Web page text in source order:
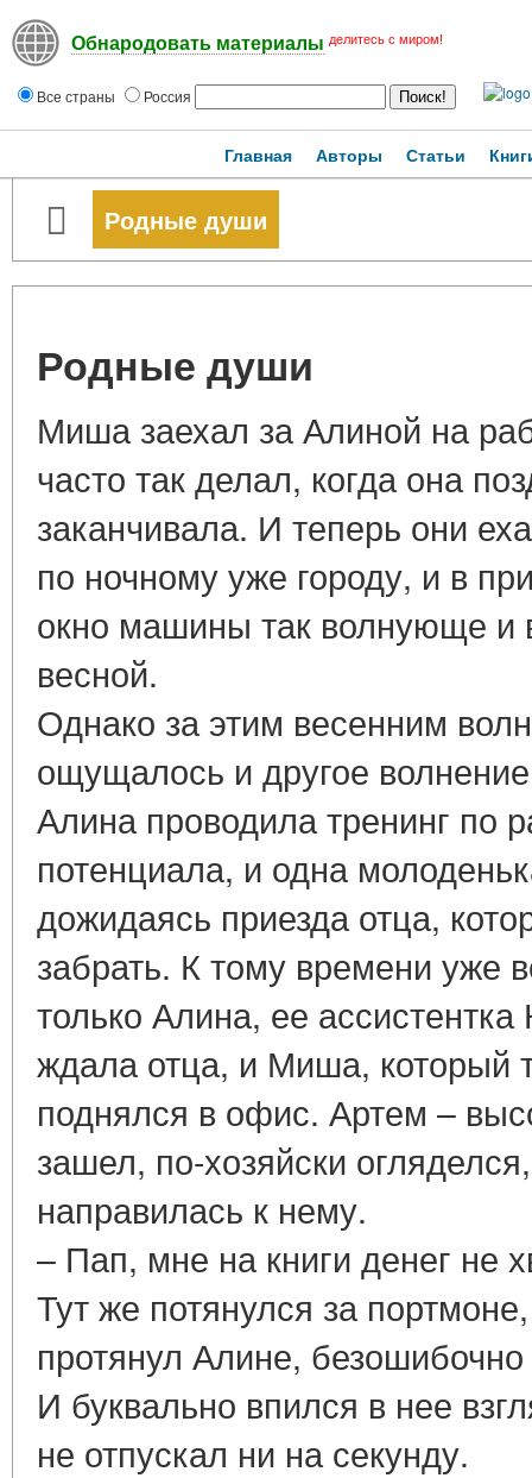
Обнародовать материалы делитесь с миром!
Все страны Россия
Главная Авторы Статьи
Родные души
Родные души
Миша заехал за Алиной на
часто так делал, когда она
заканчивала. И теперь они
по ночному уже городу, и в
окно машины так волнующе и
весной.
Однако за этим весенним
ощущалось и другое
Алина проводила тренинг по
потенциала, и одна
дожидаясь приезда отца,
забрать. К тому времени уже
только Алина, ее ассистентка
ждала отца, и Миша, который
поднялся в офис. Артем –
зашел, по-хозяйски
направилась к нему.
– Пап, мне на книги денег не
Тут же потянулся за
протянул Алине,
И буквально впился в нее
не отпускал ни на секунду.